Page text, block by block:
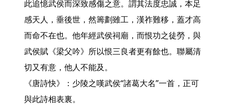
此追憶武侯而深致感傷之意。謂其法度忠誠，本足
感天人，垂後世，然籌劃雖工，漢祚難移，蓋才高
而命不在也。他年經武侯祠廟，而恨功之徒勞，與
武侯賦《梁父吟》所以恨三良者更有餘也。聯屬清
切又有意，他人不能及。
《唐詩快》：少陵之嘆武侯“諸葛大名”一首，正可
與此詩相表裏。